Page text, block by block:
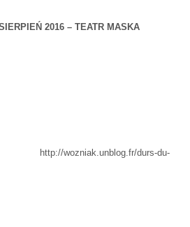
2016 – TEATR MASKA
http://wozniak.unblog.fr/durs-du-